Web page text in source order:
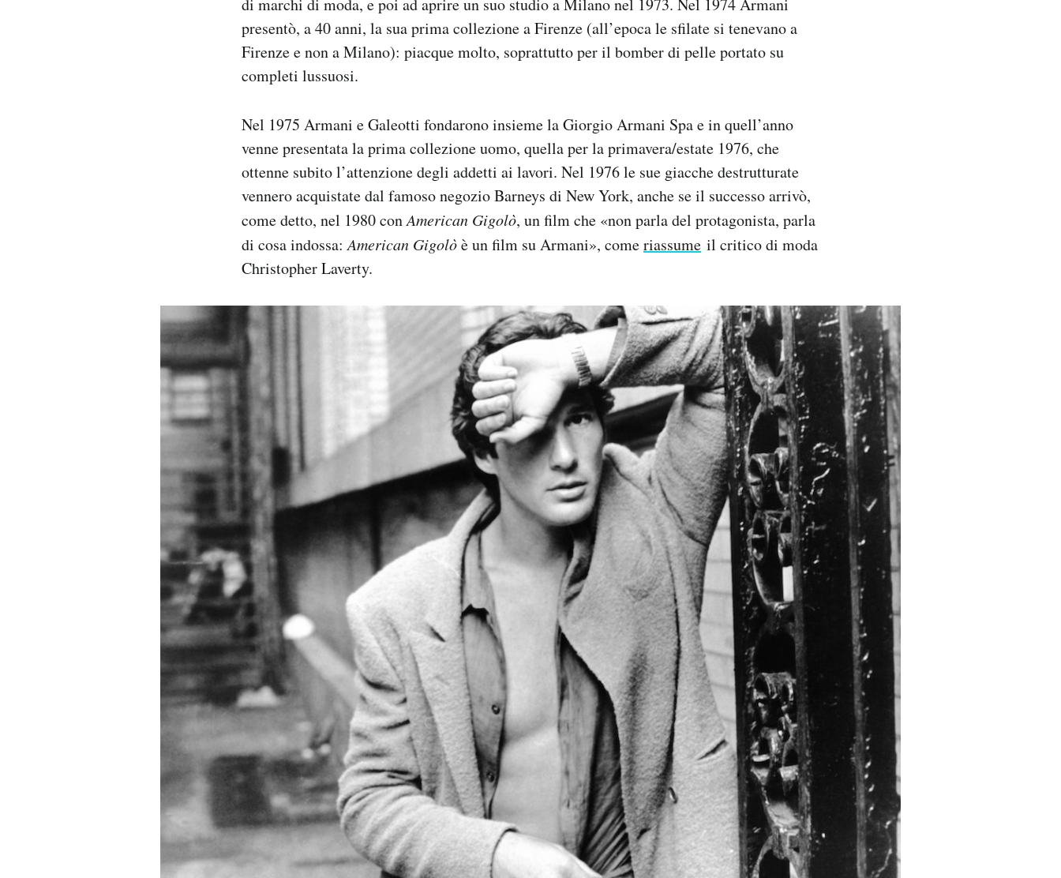
di marchi di moda, e poi ad aprire un suo studio a Milano nel 1973. Nel 1974 Armani
presentò, a 40 anni, la sua prima collezione a Firenze (all’epoca le sfilate si tenevano a
Firenze e non a Milano): piacque molto, soprattutto per il bomber di pelle portato su
completi lussuosi.
Nel 1975 Armani e Galeotti fondarono insieme la Giorgio Armani Spa e in quell’anno
venne presentata la prima collezione uomo, quella per la primavera/estate 1976, che
ottenne subito l’attenzione degli addetti ai lavori. Nel 1976 le sue giacche destrutturate
vennero acquistate dal famoso negozio Barneys di New York, anche se il successo arrivò,
come detto, nel 1980 conAmerican Gigolò, un film che «non parla del protagonista, parla
di cosa indossa:American Gigolòè un film su Armani», comeriassume il critico di moda
Christopher Laverty.